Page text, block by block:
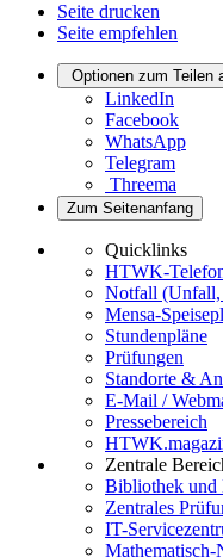
Seite drucken
Seite empfehlen
Optionen zum Teilen
LinkedIn
Facebook
WhatsApp
Telegram
Threema
Zum Seitenanfang
Quicklinks
HTWK-
Notfall (Unfall,
Mensa-
Stundenpläne
Prüfungen
Standorte &
E-Mail /
Pressebereich
Zentrale
Bibliothek und
Zentrales
IT-
Mathematisch-